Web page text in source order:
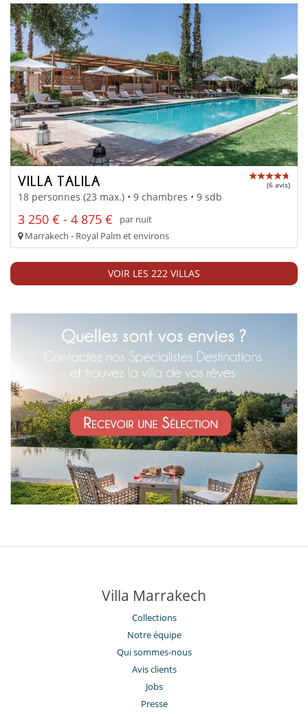
VILLA TALILA (6 avis)
18 personnes (23 max.) • 9 chambres • 9 sdb
3 250 € - 4 875 €
par nuit
Marrakech - Royal Palm et environs
VOIR LES 222 VILLAS
Villa Marrakech
Collections
Notre équipe
Qui sommes-nous
Avis clients
Jobs
Presse